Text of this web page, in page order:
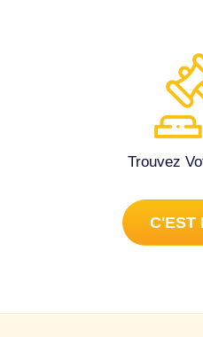
pour le moment sans
contexte, j’ai besoin d’un
bancaire pour envisager
proposer un avocat du
l’expertise adéquate pour
Trouvez
C'EST